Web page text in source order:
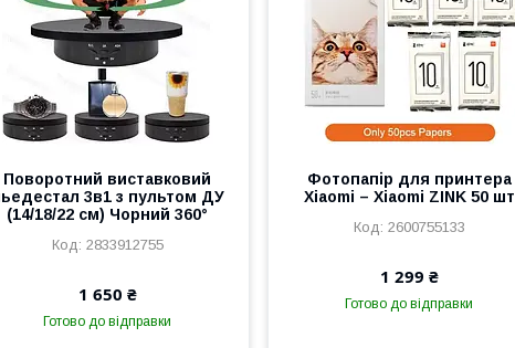
Поворотний виставковий
3в1 з пультом ДУ
(14/18/22 см) Чорний 360°
2833912755
1 650 ₴
Готово до відправки
Фотопапір для принтера
Xiaomi – Xiaomi ZINK 50 шт
2600755133
1 299 ₴
Готово до відправки